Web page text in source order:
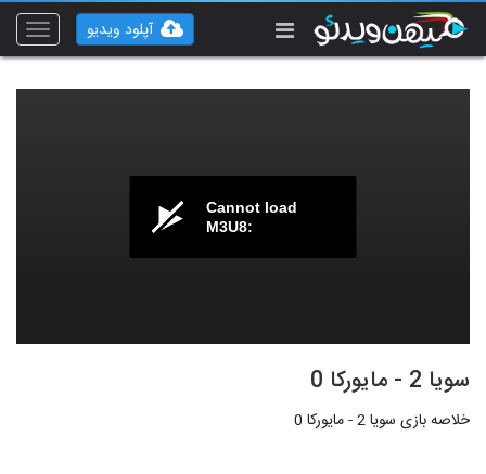
Toggle
آپلود ویدیو
Cannot load
M3U8:
سویا 2 - مایورکا 0
خلاصه بازی سویا 2 - مایورکا 0